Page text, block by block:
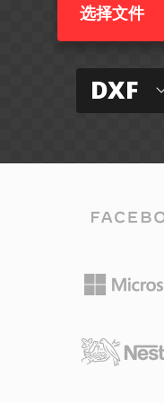
选择文件
DXF